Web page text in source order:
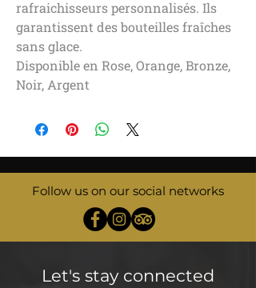
rafraichisseurs personnalisés. Ils
garantissent des bouteilles fraîches
sans glace.
Disponible en Rose, Orange, Bronze,
Noir, Argent
Follow us on our social networks
Let's stay connected